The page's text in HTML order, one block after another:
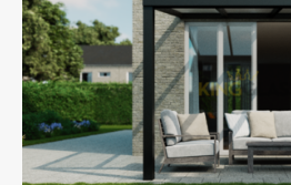
Montage
Betaalmethoden
Garantie